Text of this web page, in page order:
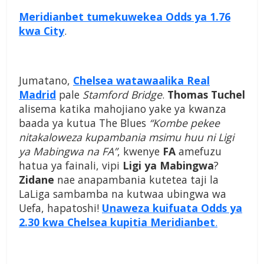
Meridianbet tumekuwekea Odds ya 1.76
kwa City.
Jumatano, Chelsea watawaalika Real
Madrid pale Stamford Bridge. Thomas Tuchel
alisema katika mahojiano yake ya kwanza
baada ya kutua The Blues “Kombe pekee
nitakaloweza kupambania msimu huu ni Ligi
ya Mabingwa na FA”, kwenye FA amefuzu
hatua ya fainali, vipi Ligi ya Mabingwa?
Zidane nae anapambania kutetea taji la
LaLiga sambamba na kutwaa ubingwa wa
Uefa, hapatoshi! Unaweza kuifuata Odds ya
2.30 kwa Chelsea kupitia Meridianbet.